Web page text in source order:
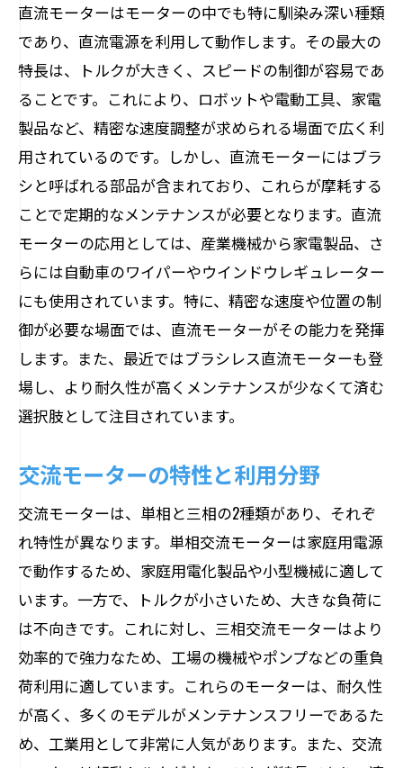
直流モーターはモーターの中でも特に馴染み深い種類
であり、直流電源を利用して動作します。その最大の
特長は、トルクが大きく、スピードの制御が容易であ
ることです。これにより、ロボットや電動工具、家電
製品など、精密な速度調整が求められる場面で広く利
用されているのです。しかし、直流モーターにはブラ
シと呼ばれる部品が含まれており、これらが摩耗する
ことで定期的なメンテナンスが必要となります。直流
モーターの応用としては、産業機械から家電製品、さ
らには自動車のワイパーやウインドウレギュレーター
にも使用されています。特に、精密な速度や位置の制
御が必要な場面では、直流モーターがその能力を発揮
します。また、最近ではブラシレス直流モーターも登
場し、より耐久性が高くメンテナンスが少なくて済む
選択肢として注目されています。
交流モーターの特性と利用分野
交流モーターは、単相と三相の2種類があり、それぞ
れ特性が異なります。単相交流モーターは家庭用電源
で動作するため、家庭用電化製品や小型機械に適して
います。一方で、トルクが小さいため、大きな負荷に
は不向きです。これに対し、三相交流モーターはより
効率的で強力なため、工場の機械やポンプなどの重負
荷利用に適しています。これらのモーターは、耐久性
が高く、多くのモデルがメンテナンスフリーであるた
め、工業用として非常に人気があります。また、交流